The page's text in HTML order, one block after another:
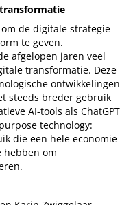
de digitale strategie
te geven.
afgelopen jaren veel
transformatie. Deze
ontwikkelingen
steeds breder gebruik
AI-tools als ChatGPT
technology:
die een hele economie
hebben om